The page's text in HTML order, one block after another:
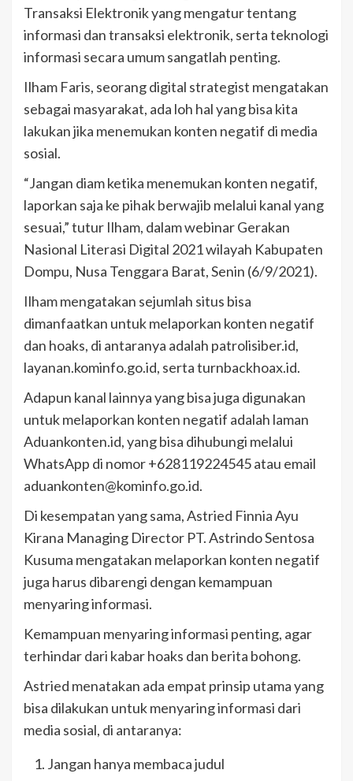
Transaksi Elektronik yang mengatur tentang
informasi dan transaksi elektronik, serta teknologi
informasi secara umum sangatlah penting.
Ilham Faris, seorang digital strategist mengatakan
sebagai masyarakat, ada loh hal yang bisa kita
lakukan jika menemukan konten negatif di media
sosial.
“Jangan diam ketika menemukan konten negatif,
laporkan saja ke pihak berwajib melalui kanal yang
sesuai,” tutur Ilham, dalam webinar Gerakan
Nasional Literasi Digital 2021 wilayah Kabupaten
Dompu, Nusa Tenggara Barat, Senin (6/9/2021).
Ilham mengatakan sejumlah situs bisa
dimanfaatkan untuk melaporkan konten negatif
dan hoaks, di antaranya adalah patrolisiber.id,
layanan.kominfo.go.id, serta turnbackhoax.id.
Adapun kanal lainnya yang bisa juga digunakan
untuk melaporkan konten negatif adalah laman
Aduankonten.id, yang bisa dihubungi melalui
WhatsApp di nomor +628119224545 atau email
aduankonten@kominfo.go.id.
Di kesempatan yang sama, Astried Finnia Ayu
Kirana Managing Director PT. Astrindo Sentosa
Kusuma mengatakan melaporkan konten negatif
juga harus dibarengi dengan kemampuan
menyaring informasi.
Kemampuan menyaring informasi penting, agar
terhindar dari kabar hoaks dan berita bohong.
Astried menatakan ada empat prinsip utama yang
bisa dilakukan untuk menyaring informasi dari
media sosial, di antaranya:
Jangan hanya membaca judul